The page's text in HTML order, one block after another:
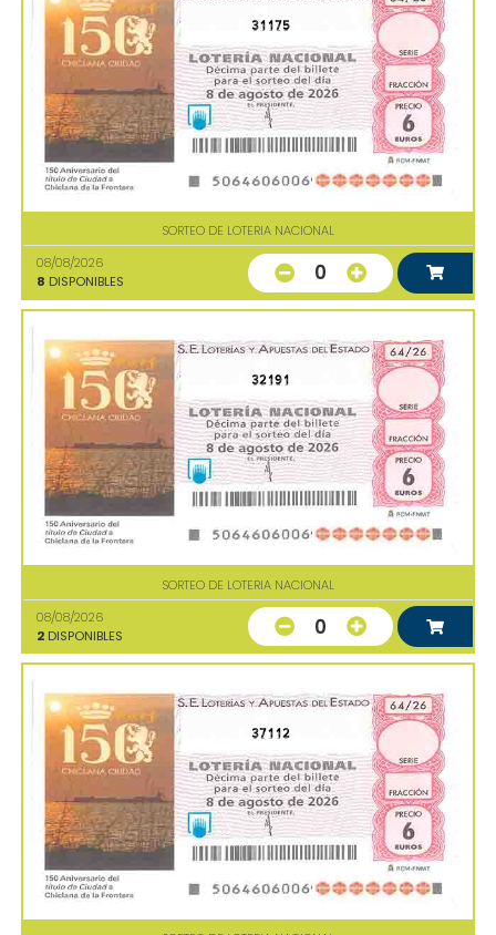
31175
SORTEO DE LOTERIA NACIONAL
08/08/2026
8 DISPONIBLES 0
32191
SORTEO DE LOTERIA NACIONAL
08/08/2026
2 DISPONIBLES 0
37112